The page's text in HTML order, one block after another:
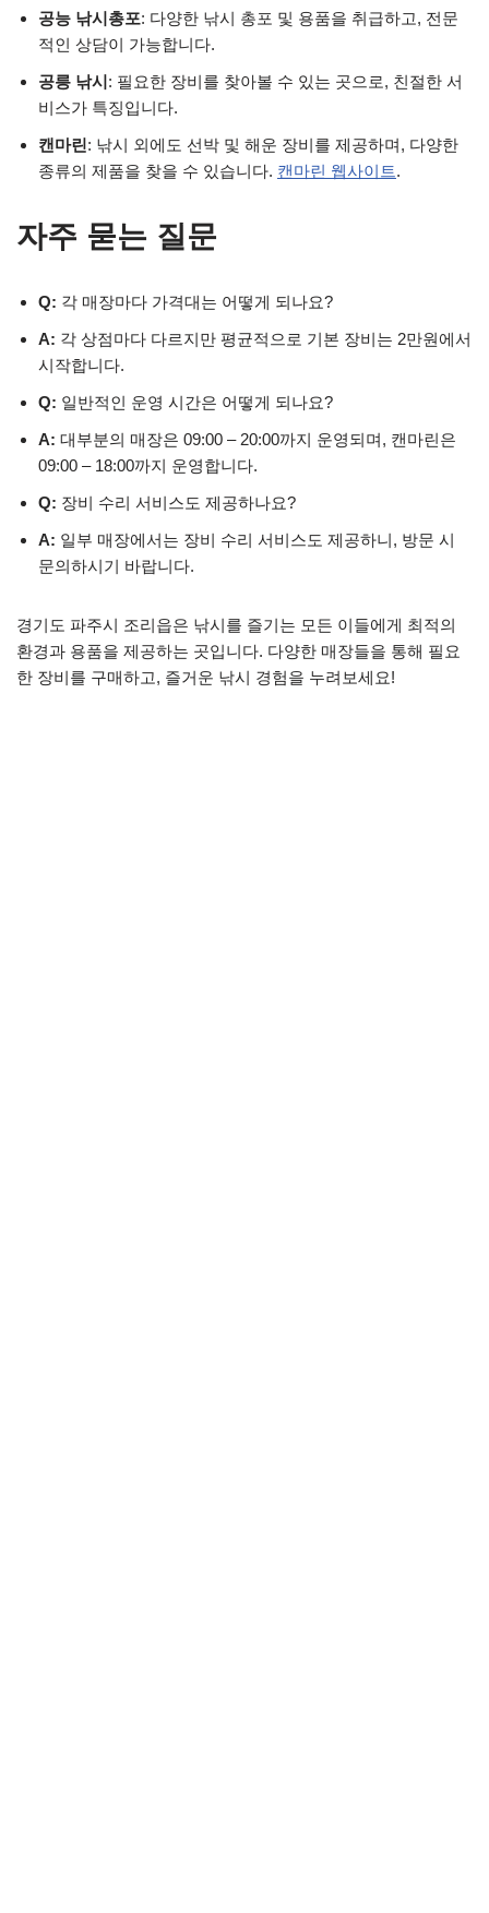
공능 낚시총포: 다양한 낚시 총포 및 용품을 취급하고, 전문
적인 상담이 가능합니다.
공릉 낚시: 필요한 장비를 찾아볼 수 있는 곳으로, 친절한 서
비스가 특징입니다.
캔마린: 낚시 외에도 선박 및 해운 장비를 제공하며, 다양한
종류의 제품을 찾을 수 있습니다. 캔마린 웹사이트.
자주 묻는 질문
Q: 각 매장마다 가격대는 어떻게 되나요?
A: 각 상점마다 다르지만 평균적으로 기본 장비는 2만원에서
시작합니다.
Q: 일반적인 운영 시간은 어떻게 되나요?
A: 대부분의 매장은 09:00 – 20:00까지 운영되며, 캔마린은
09:00 – 18:00까지 운영합니다.
Q: 장비 수리 서비스도 제공하나요?
A: 일부 매장에서는 장비 수리 서비스도 제공하니, 방문 시
문의하시기 바랍니다.
경기도 파주시 조리읍은 낚시를 즐기는 모든 이들에게 최적의
환경과 용품을 제공하는 곳입니다. 다양한 매장들을 통해 필요
한 장비를 구매하고, 즐거운 낚시 경험을 누려보세요!